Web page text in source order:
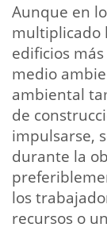
Aunque en
multiplicado
edificios
medio
ambiental
de
impulsarse,
durante la
los
recursos o